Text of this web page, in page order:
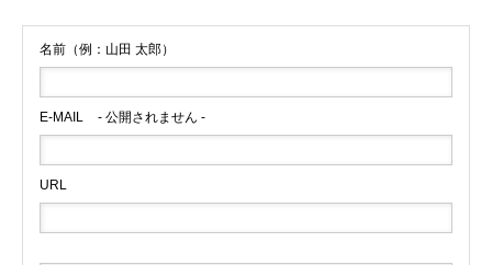
名前（例：山田 太郎）
E-MAIL - 公開されません -
URL